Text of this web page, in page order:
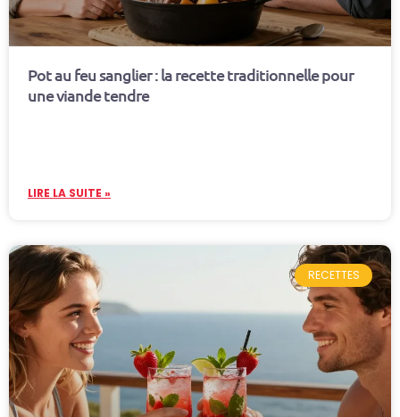
Pot au feu sanglier : la recette traditionnelle pour
une viande tendre
LIRE LA SUITE »
RECETTES